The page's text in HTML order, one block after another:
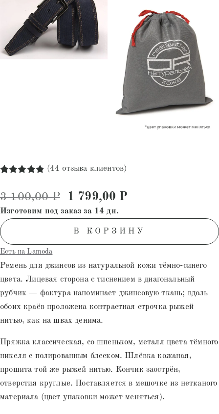
на основе
опроса
пользователей
(44 отзыва клиентов)
3 100,00₽ Первоначальная цена
1 799,00 ₽
Изготовим под заказ за 14 дн.
В КОРЗИНУ
Есть на Lamoda
Ремень для джинсов из натуральной кожи тёмно-синего
цвета. Лицевая сторона с тиснением в диагональный
рубчик — фактура напоминает джинсовую ткань; вдоль
обоих краёв проложена контрастная строчка рыжей
нитью, как на швах денима.
Пряжка классическая, со шпеньком, металл цвета тёмного
никеля с полированным блеском. Шлёвка кожаная,
прошита той же рыжей нитью. Кончик заострён,
отверстия круглые. Поставляется в мешочке из нетканого
материала (цвет упаковки может меняться).